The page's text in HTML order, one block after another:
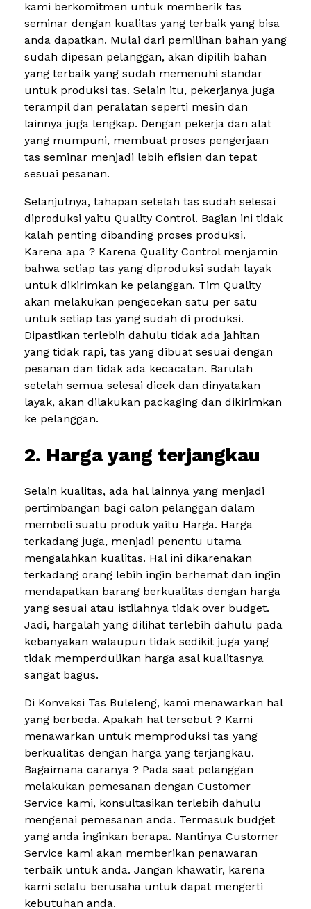
kami berkomitmen untuk memberik tas
seminar dengan kualitas yang terbaik yang bisa
anda dapatkan. Mulai dari pemilihan bahan yang
sudah dipesan pelanggan, akan dipilih bahan
yang terbaik yang sudah memenuhi standar
untuk produksi tas. Selain itu, pekerjanya juga
terampil dan peralatan seperti mesin dan
lainnya juga lengkap. Dengan pekerja dan alat
yang mumpuni, membuat proses pengerjaan
tas seminar menjadi lebih efisien dan tepat
sesuai pesanan.
Selanjutnya, tahapan setelah tas sudah selesai
diproduksi yaitu Quality Control. Bagian ini tidak
kalah penting dibanding proses produksi.
Karena apa ? Karena Quality Control menjamin
bahwa setiap tas yang diproduksi sudah layak
untuk dikirimkan ke pelanggan. Tim Quality
akan melakukan pengecekan satu per satu
untuk setiap tas yang sudah di produksi.
Dipastikan terlebih dahulu tidak ada jahitan
yang tidak rapi, tas yang dibuat sesuai dengan
pesanan dan tidak ada kecacatan. Barulah
setelah semua selesai dicek dan dinyatakan
layak, akan dilakukan packaging dan dikirimkan
ke pelanggan.
2. Harga yang terjangkau
Selain kualitas, ada hal lainnya yang menjadi
pertimbangan bagi calon pelanggan dalam
membeli suatu produk yaitu Harga. Harga
terkadang juga, menjadi penentu utama
mengalahkan kualitas. Hal ini dikarenakan
terkadang orang lebih ingin berhemat dan ingin
mendapatkan barang berkualitas dengan harga
yang sesuai atau istilahnya tidak over budget.
Jadi, hargalah yang dilihat terlebih dahulu pada
kebanyakan walaupun tidak sedikit juga yang
tidak memperdulikan harga asal kualitasnya
sangat bagus.
Di Konveksi Tas Buleleng, kami menawarkan hal
yang berbeda. Apakah hal tersebut ? Kami
menawarkan untuk memproduksi tas yang
berkualitas dengan harga yang terjangkau.
Bagaimana caranya ? Pada saat pelanggan
melakukan pemesanan dengan Customer
Service kami, konsultasikan terlebih dahulu
mengenai pemesanan anda. Termasuk budget
yang anda inginkan berapa. Nantinya Customer
Service kami akan memberikan penawaran
terbaik untuk anda. Jangan khawatir, karena
kami selalu berusaha untuk dapat mengerti
kebutuhan anda.